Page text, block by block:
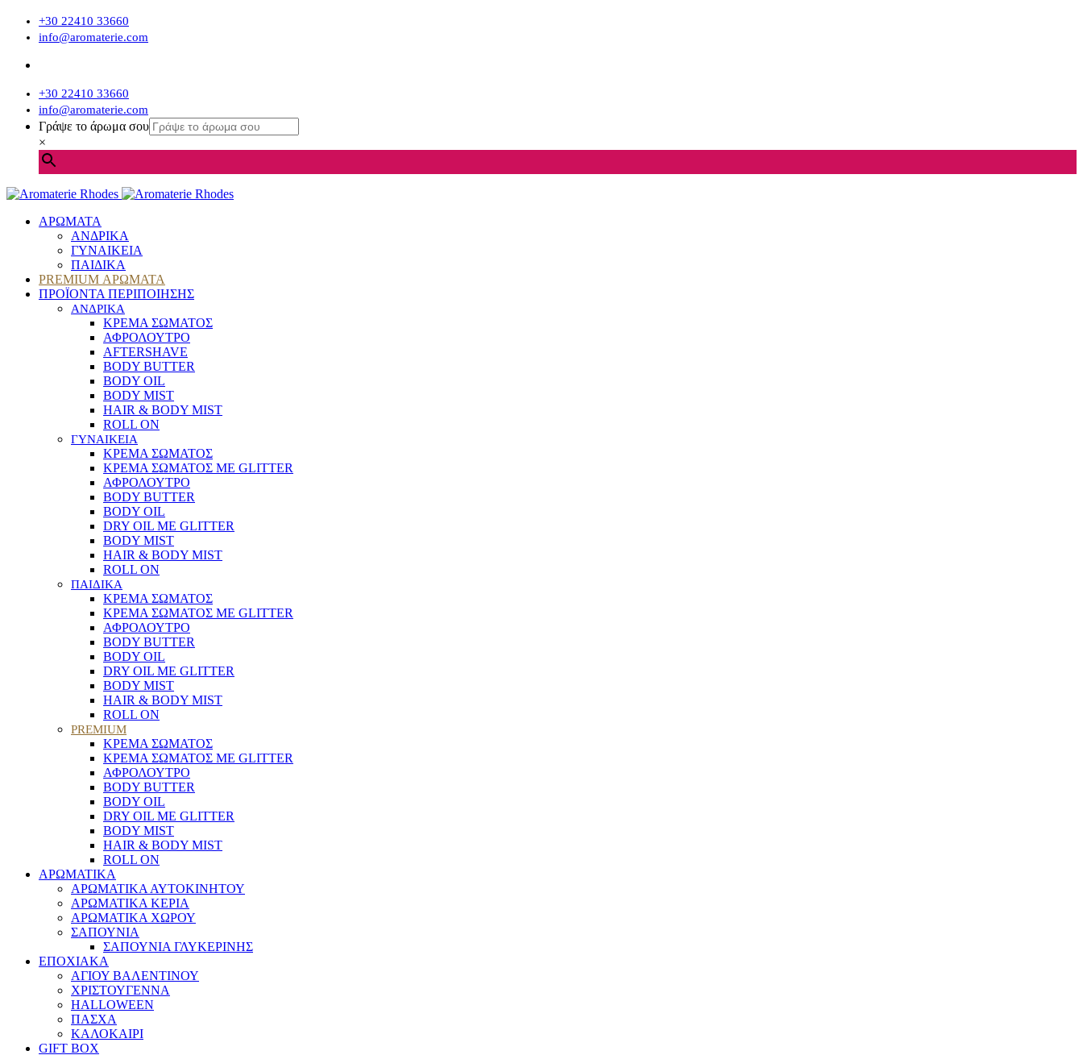
+30 22410 33660
info@aromaterie.com
+30 22410 33660
info@aromaterie.com
Γράψε το άρωμα σου
×
ΑΡΩΜΑΤΑ
ΑΝΔΡΙΚΑ
ΓΥΝΑΙΚΕΙΑ
ΠΑΙΔΙΚΑ
PREMIUM ΑΡΩΜΑΤΑ
ΠΡΟΪΟΝΤΑ ΠΕΡΙΠΟΙΗΣΗΣ
ΑΝΔΡΙΚΑ
ΚΡΕΜΑ ΣΩΜΑΤΟΣ
ΑΦΡΟΛΟΥΤΡΟ
AFTERSHAVE
BODY BUTTER
BODY OIL
BODY MIST
HAIR & BODY MIST
ROLL ON
ΓΥΝΑΙΚΕΙΑ
ΚΡΕΜΑ ΣΩΜΑΤΟΣ
ΚΡΕΜΑ ΣΩΜΑΤΟΣ ΜΕ GLITTER
ΑΦΡΟΛΟΥΤΡΟ
BODY BUTTER
BODY OIL
DRY OIL ΜΕ GLITTER
BODY MIST
HAIR & BODY MIST
ROLL ON
ΠΑΙΔΙΚΑ
ΚΡΕΜΑ ΣΩΜΑΤΟΣ
ΚΡΕΜΑ ΣΩΜΑΤΟΣ ΜΕ GLITTER
ΑΦΡΟΛΟΥΤΡΟ
BODY BUTTER
BODY OIL
DRY OIL ΜΕ GLITTER
BODY MIST
HAIR & BODY MIST
ROLL ON
PREMIUM
ΚΡΕΜΑ ΣΩΜΑΤΟΣ
ΚΡΕΜΑ ΣΩΜΑΤΟΣ ΜΕ GLITTER
ΑΦΡΟΛΟΥΤΡΟ
BODY BUTTER
BODY OIL
DRY OIL ΜΕ GLITTER
BODY MIST
HAIR & BODY MIST
ROLL ON
ΑΡΩΜΑΤΙΚΑ
ΑΡΩΜΑΤΙΚΑ ΑΥΤΟΚΙΝΗΤΟΥ
ΑΡΩΜΑΤΙΚΑ ΚΕΡΙΑ
ΑΡΩΜΑΤΙΚΑ ΧΩΡΟΥ
ΣΑΠΟΥΝΙΑ
ΣΑΠΟΥΝΙΑ ΓΛΥΚΕΡΙΝΗΣ
ΕΠΟΧΙΑΚΑ
ΑΓΙΟΥ ΒΑΛΕΝΤΙΝΟΥ
ΧΡΙΣΤΟΥΓΕΝΝΑ
HALLOWEEN
ΠΑΣΧΑ
ΚΑΛΟΚΑΙΡΙ
GIFT BOX